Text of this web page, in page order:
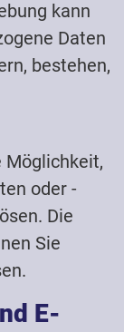
kann
Daten
bestehen,
Möglichkeit,
oder -
Die
Sie
E-